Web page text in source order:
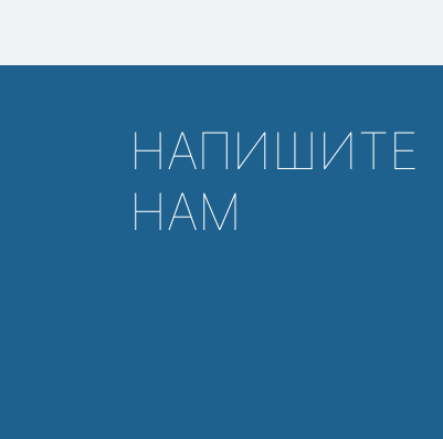
НАПИШИТЕ
НАМ